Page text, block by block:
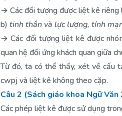
→ Các đối tượng được liệt kê riêng
b) tinh thần và lực lượng, tính
→ Các đối tượng liệt kê được
quan hệ đối ứng khách quan giữa
Từ đó, ta có thể thấy, xét về cấu
cwpj và liệt kê không theo cặp.
Câu 2 (Sách giáo khoa Ngữ
Các phép liệt kê được sử dụng